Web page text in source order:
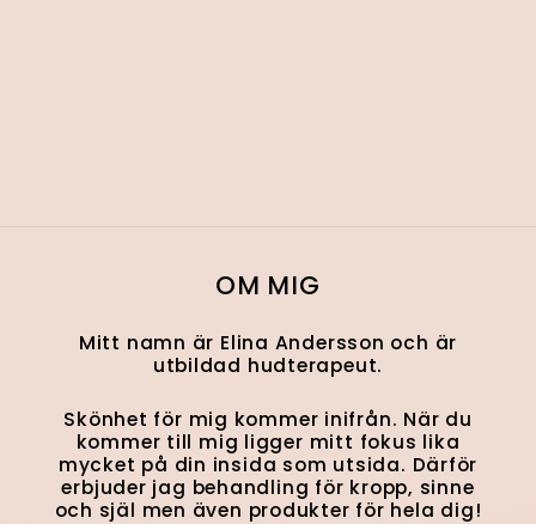
OM MIG
Mitt namn är Elina Andersson och är
utbildad hudterapeut.
Skönhet för mig kommer inifrån. När du
kommer till mig ligger mitt fokus lika
mycket på din insida som utsida. Därför
erbjuder jag behandling för kropp, sinne
och själ men även produkter för hela dig!